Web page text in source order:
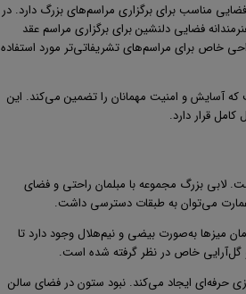
و سقف بلند، فضایی مناسب برای برگزاری مراسم‌های بزرگ دارد. در
های هنرمندانه فضایی دلنشین برای برگزاری مراسم عقد
و طراحی خاص برای مراسم‌های تشریفاتی‌تر مورد استفاده
که آسایش و امنیت مهمانان را تضمین می‌کند. این
قرار دارد.
لابی بزرگ مجموعه با مبلمان راحتی و فضای
عمارت می‌توان به طبقات دسترسی داشت.
میزها به‌صورت بیضی و نیم‌هلال وجود دارد تا
گل‌آرایی خاص در نظر گرفته شده است.
نورپردازی حرفه‌ای ایجاد می‌کند. نبود ستون در فضای سالن